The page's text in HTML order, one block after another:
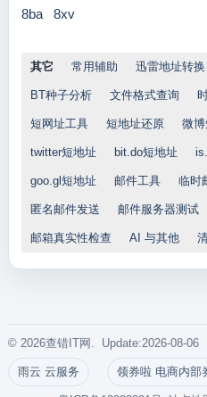
8ba
8xv
其它 常用辅助 迅雷地址转换
BT种子分析 文件格式查询
短网址工具 短地址还原 微
twitter短地址 bit.do短地址
goo.gl短地址 邮件工具 临时
匿名邮件发送 邮件服务器测试
邮箱真实性检查 AI 与其他
© 2026查错IT网. Update:2026-08-06
雨云 云服务 领券啦 电商内部